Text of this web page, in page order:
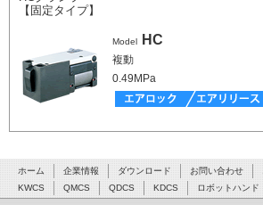
【固定タイプ】
Model HC
複動
0.49MPa
ホーム 企業情報 ダウンロード お問い合わせ
KWCS
QMCS QDCS KDCS ロボットハンド